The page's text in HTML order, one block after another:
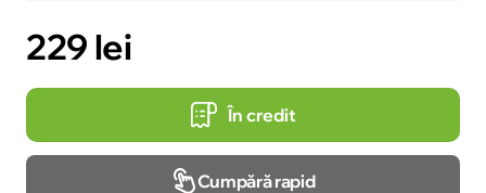
229 lei
În credit
Cumpără rapid